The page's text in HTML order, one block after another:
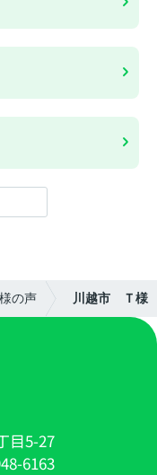
の声 川越市 Ｔ様
目5-27
6163